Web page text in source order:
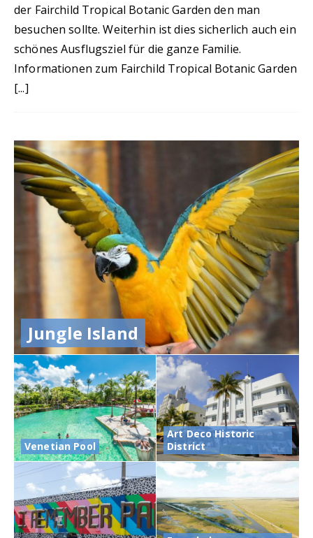
der Fairchild Tropical Botanic Garden den man
besuchen sollte. Weiterhin ist dies sicherlich auch ein
schönes Ausflugsziel für die ganze Familie.
Informationen zum Fairchild Tropical Botanic Garden
[...]
Jungle Island
Venetian Pool
Art Deco Historic
District